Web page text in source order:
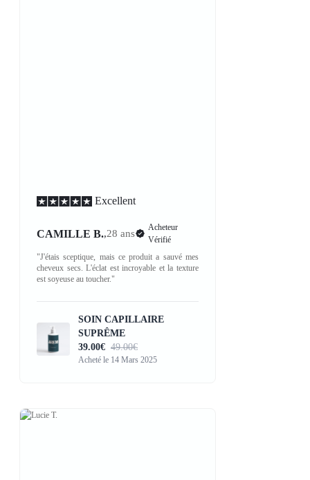
Excellent
CAMILLE B.,28 ans
Acheteur
Vérifié
"J'étais sceptique, mais ce produit a sauvé mes
cheveux secs. L'éclat est incroyable et la texture
est soyeuse au toucher."
SOIN CAPILLAIRE
SUPRÊME
39.00€ 49.00€
Acheté le 14 Mars 2025